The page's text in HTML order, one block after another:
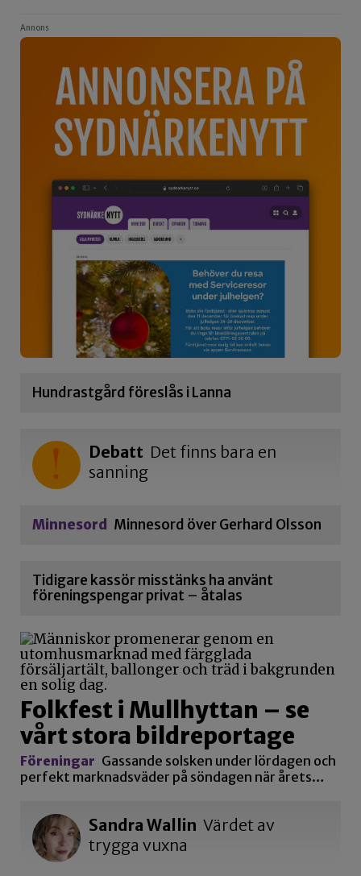
Annons
Hundrastgård föreslås i Lanna
Debatt Det finns bara en
sanning
Minnesord Minnesord över Gerhard Olsson
Tidigare kassör misstänks ha använt
föreningspengar privat – åtalas
Folkfest i Mullhyttan – se
vårt stora bildreportage
Föreningar Gassande solsken under lördagen och
perfekt marknadsväder på söndagen när årets…
Sandra Wallin Värdet av
trygga vuxna